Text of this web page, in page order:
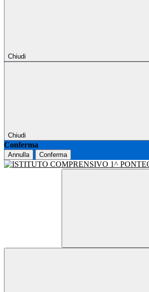
Chiudi
Chiudi
Conferma
Annulla Conferma